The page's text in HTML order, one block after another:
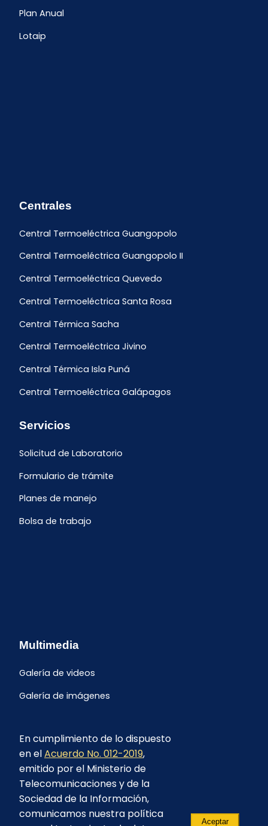
Plan Anual
Lotaip
Centrales
Central Termoeléctrica Guangopolo
Central Termoeléctrica Guangopolo II
Central Termoeléctrica Quevedo
Central Termoeléctrica Santa Rosa
Central Térmica Sacha
Central Termoeléctrica Jivino
Central Térmica Isla Puná
Central Termoeléctrica Galápagos
Servicios
Solicitud de Laboratorio
Formulario de trámite
Planes de manejo
Bolsa de trabajo
Multimedia
Galería de videos
Galería de imágenes
En cumplimiento de lo dispuesto
en elAcuerdo No. 012-2019,
emitido por el Ministerio de
Telecomunicaciones y de la
Sociedad de la Información,
comunicamos nuestra política
Aceptar